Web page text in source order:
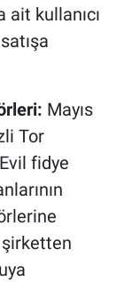
ait kullanıcı
Mayıs
Tor
fidye
şirketten